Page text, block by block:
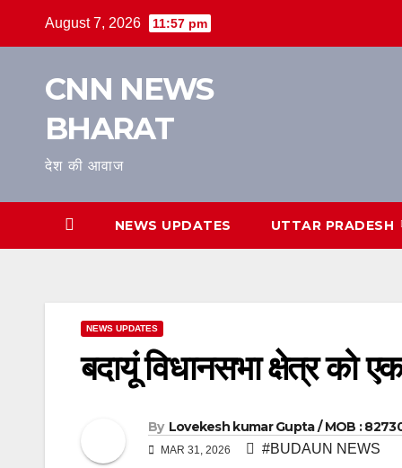
August 7, 2026 11:57 pm
CNN NEWS
BHARAT
देश की आवाज
NEWS UPDATES UTTAR PRADESH
NEWS UPDATES
बदायूं विधानसभा क्षेत्र को
By Lovekesh kumar Gupta / MOB :
MAR 31, 2026 #BUDAUN NEWS